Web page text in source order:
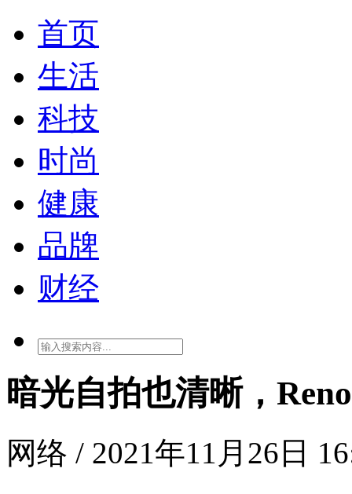
首页
生活
科技
时尚
健康
品牌
财经
暗光自拍也清晰，
网络 / 2021年11月26日